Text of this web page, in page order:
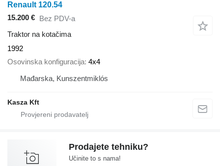
Renault 120.54
15.200 € Bez PDV-a
Traktor na kotačima
1992
Osovinska konfiguracija 4x4
Mađarska, Kunszentmiklós
Kasza Kft
Prodajete tehniku?
Učinite to s nama!